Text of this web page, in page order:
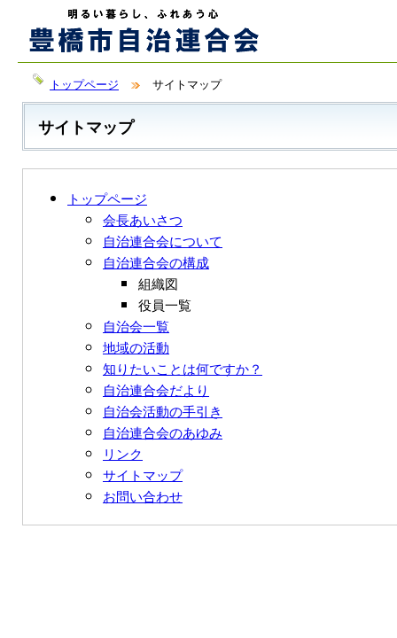
トップページ サイトマップ
サイトマップ
トップページ
会長あいさつ
自治連合会について
自治連合会の構成
組織図
役員一覧
自治会一覧
地域の活動
知りたいことは何ですか？
自治連合会だより
自治会活動の手引き
自治連合会のあゆみ
リンク
サイトマップ
お問い合わせ